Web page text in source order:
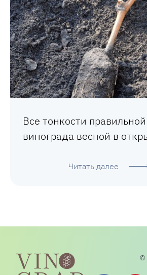
Все тонкости
винограда весной в
Читать далее
©